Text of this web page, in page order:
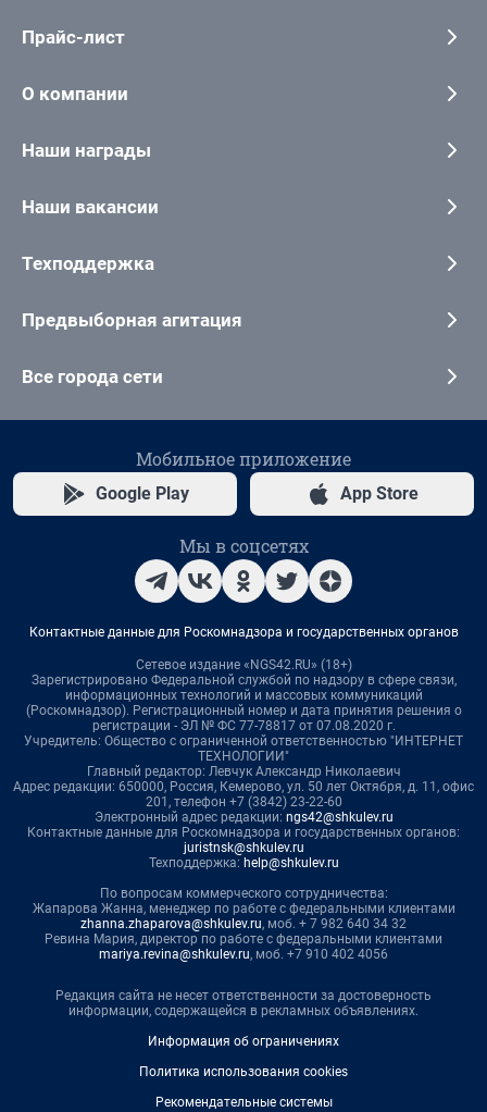
Прайс-лист
О компании
Наши награды
Наши вакансии
Техподдержка
Предвыборная агитация
Все города сети
Мобильное приложение
Google Play App Store
Мы в соцсетях
Контактные данные для Роскомнадзора и государственных органов
Сетевое издание «NGS42.RU» (18+)
Зарегистрировано Федеральной службой по надзору в сфере связи,
информационных технологий и массовых коммуникаций
(Роскомнадзор). Регистрационный номер и дата принятия решения о
регистрации - ЭЛ № ФС 77-78817 от 07.08.2020 г.
Учредитель: Общество с ограниченной ответственностью "ИНТЕРНЕТ
ТЕХНОЛОГИИ"
Главный редактор: Левчук Александр Николаевич
Адрес редакции: 650000, Россия, Кемерово, ул. 50 лет Октября, д. 11, офис
201, телефон +7 (3842) 23-22-60
Электронный адрес редакции: ngs42@shkulev.ru
Контактные данные для Роскомнадзора и государственных органов:
juristnsk@shkulev.ru
Техподдержка: help@shkulev.ru
По вопросам коммерческого сотрудничества:
Жапарова Жанна, менеджер по работе с федеральными клиентами
zhanna.zhaparova@shkulev.ru, моб. + 7 982 640 34 32
Ревина Мария, директор по работе с федеральными клиентами
mariya.revina@shkulev.ru, моб. +7 910 402 4056
Редакция сайта не несет ответственности за достоверность
информации, содержащейся в рекламных объявлениях.
Информация об ограничениях
Политика использования cookies
Рекомендательные системы